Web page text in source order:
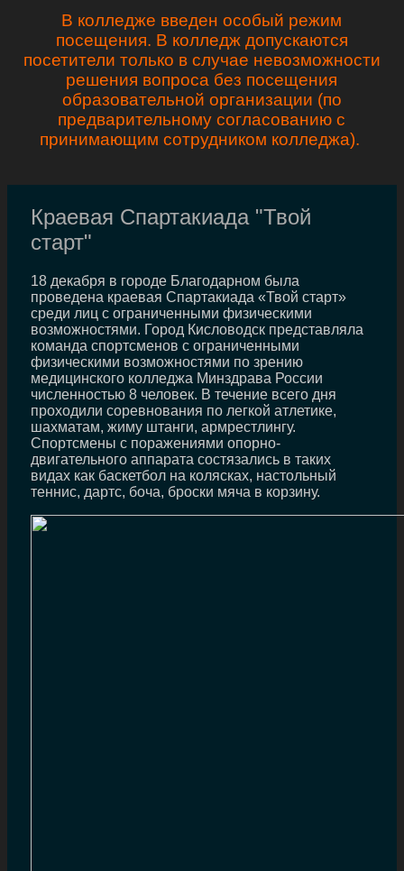
В колледже введен особый режим
посещения. В колледж допускаются
посетители только в случае невозможности
решения вопроса без посещения
образовательной организации (по
предварительному согласованию с
принимающим сотрудником колледжа).
Краевая Спартакиада "Твой
старт"
18 декабря в городе Благодарном была
проведена краевая Спартакиада «Твой старт»
среди лиц с ограниченными физическими
возможностями. Город Кисловодск представляла
команда спортсменов с ограниченными
физическими возможностями по зрению
медицинского колледжа Минздрава России
численностью 8 человек. В течение всего дня
проходили соревнования по легкой атлетике,
шахматам, жиму штанги, армрестлингу.
Спортсмены с поражениями опорно-
двигательного аппарата состязались в таких
видах как баскетбол на колясках, настольный
теннис, дартс, боча, броски мяча в корзину.